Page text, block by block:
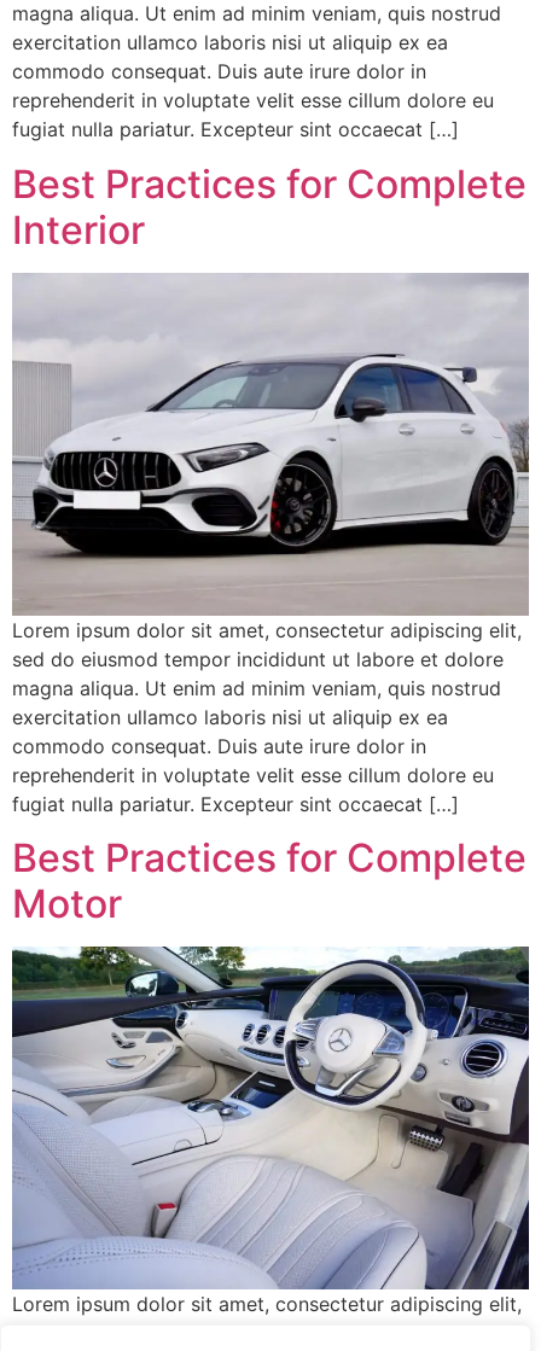
magna aliqua. Ut enim ad minim veniam, quis nostrud
exercitation ullamco laboris nisi ut aliquip ex ea
commodo consequat. Duis aute irure dolor in
reprehenderit in voluptate velit esse cillum dolore eu
fugiat nulla pariatur. Excepteur sint occaecat […]
Best Practices for Complete
Interior
Lorem ipsum dolor sit amet, consectetur adipiscing elit,
sed do eiusmod tempor incididunt ut labore et dolore
magna aliqua. Ut enim ad minim veniam, quis nostrud
exercitation ullamco laboris nisi ut aliquip ex ea
commodo consequat. Duis aute irure dolor in
reprehenderit in voluptate velit esse cillum dolore eu
fugiat nulla pariatur. Excepteur sint occaecat […]
Best Practices for Complete
Motor
Lorem ipsum dolor sit amet, consectetur adipiscing elit,